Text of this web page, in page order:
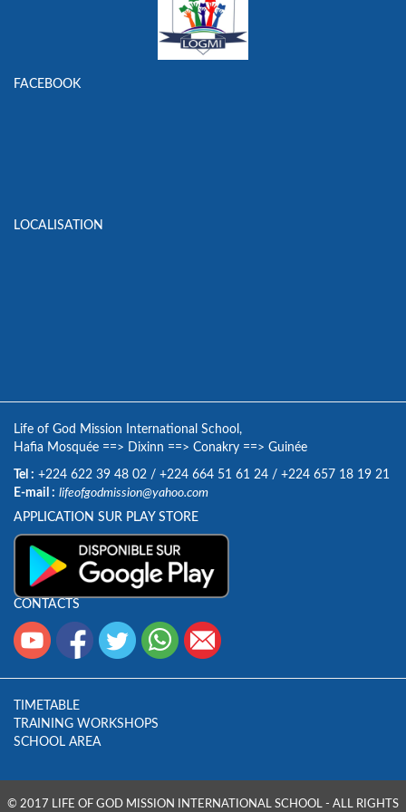
FACEBOOK
LOCALISATION
Life of God Mission International School,
Hafia Mosquée ==> Dixinn ==> Conakry ==> Guinée
Tel : +224 622 39 48 02 / +224 664 51 61 24 / +224 657 18 19 21
E-mail : lifeofgodmission@yahoo.com
APPLICATION SUR PLAY STORE
CONTACTS
TIMETABLE
TRAINING WORKSHOPS
SCHOOL AREA
© 2017 LIFE OF GOD MISSION INTERNATIONAL SCHOOL - ALL RIGHTS